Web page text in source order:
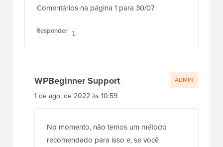
Comentários na página 1 para 30/07
Responder
WPBeginner Support
1 de ago. de 2022 às 10:59
No momento, não temos um método
recomendado para isso e, se você
ADMIN